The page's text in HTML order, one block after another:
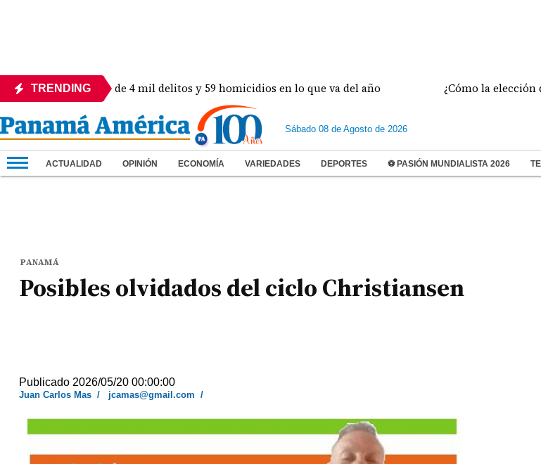
TRENDING
Revelan más de 4 mil delitos y 59 homicidios en lo que va del año ¿Cómo la elección del
Sábado 08 de Agosto de 2026
ACTUALIDAD OPINIÓN ECONOMÍA VARIEDADES DEPORTES ⚽ PASIÓN MUNDIALISTA 2026
PANAMÁ
Posibles olvidados del ciclo Christiansen
Publicado 2026/05/20 00:00:00
Juan Carlos Mas / jcamas@gmail.com /